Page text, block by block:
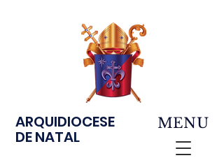
ARQUIDIOCESE
DE NATAL
MENU